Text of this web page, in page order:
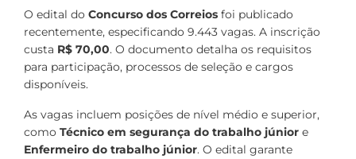
O edital do Concurso dos Correios foi publicado
recentemente, especificando 9.443 vagas. A inscrição
custa R$ 70,00. O documento detalha os requisitos
para participação, processos de seleção e cargos
disponíveis.
As vagas incluem posições de nível médio e superior,
como Técnico em segurança do trabalho júnior e
Enfermeiro do trabalho júnior. O edital garante